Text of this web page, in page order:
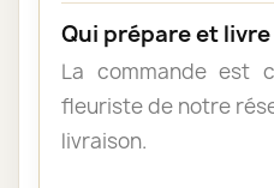
Qui prépare et
La commande est
fleuriste de notre
livraison.